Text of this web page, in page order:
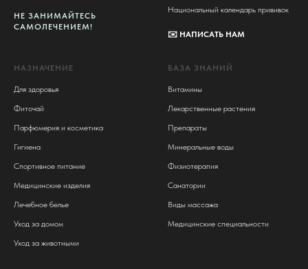
НЕ ЗАНИМАЙТЕСЬ
САМОЛЕЧЕНИЕМ!
Национальный календарь прививок
✉️ НАПИСАТЬ НАМ
НАЗНАЧЕНИЕ
Для здоровья
Фиточай
Парфюмерия и косметика
Гигиена
Спортивное питание
Медицинские изделия
Лечебное белье
Уход за домом
Уход за животными
БАЗА ЗНАНИЙ
Витамины
Лекарственные растения
Препараты
Минеральные воды
Физиотерапия
Санатории
Виды массажа
Медицинские специальности